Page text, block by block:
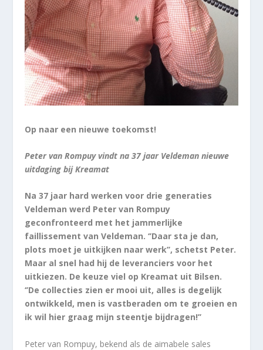
Op naar een nieuwe toekomst!
Peter van Rompuy vindt na 37 jaar Veldeman nieuwe
uitdaging bij Kreamat
Na 37 jaar hard werken voor drie generaties
Veldeman werd Peter van Rompuy
geconfronteerd met het jammerlijke
faillissement van Veldeman. ‘’Daar sta je dan,
plots moet je uitkijken naar werk’’, schetst Peter.
Maar al snel had hij de leveranciers voor het
uitkiezen. De keuze viel op Kreamat uit Bilsen.
‘’De collecties zien er mooi uit, alles is degelijk
ontwikkeld, men is vastberaden om te groeien en
ik wil hier graag mijn steentje bijdragen!’’
Peter van Rompuy, bekend als de aimabele sales